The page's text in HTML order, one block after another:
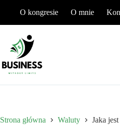
O kongresie O mnie
Strona główna Waluty Jaka